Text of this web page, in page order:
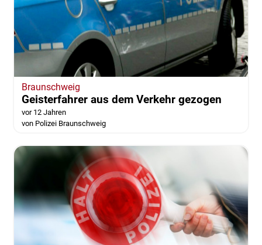
Braunschweig
Geisterfahrer aus dem Verkehr gezogen
vor 12 Jahren
von Polizei Braunschweig